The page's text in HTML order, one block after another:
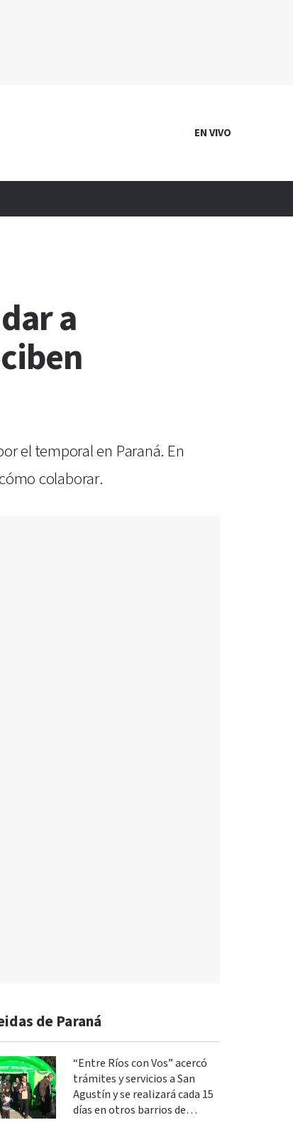
EN VIVO
a
el temporal en Paraná. En
colaborar.
de Paraná
“Entre Ríos con Vos” acercó
trámites y servicios a San
Agustín y se realizará cada 15
días en otros barrios de